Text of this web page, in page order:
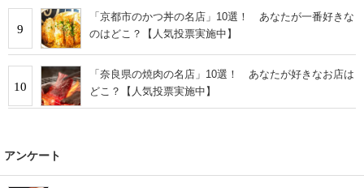
9
「京都市のかつ丼の名店」10選！ あなたが一番好きな
のはどこ？【人気投票実施中】
10
「奈良県の焼肉の名店」10選！ あなたが好きなお店は
どこ？【人気投票実施中】
アンケート